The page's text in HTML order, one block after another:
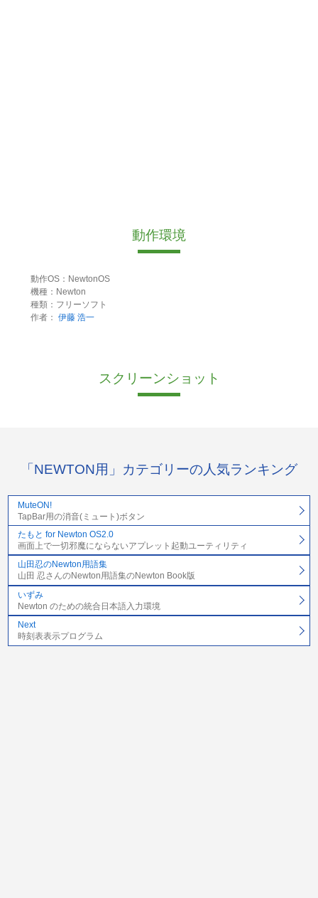
動作環境
動作OS：NewtonOS
機種：Newton
種類：フリーソフト
作者： 伊藤 浩一
スクリーンショット
「NEWTON用」カテゴリーの人気ランキング
MuteON!
TapBar用の消音(ミュート)ボタン
たもと for Newton OS2.0
画面上で一切邪魔にならないアプレット起動ユーティリティ
山田忍のNewton用語集
山田 忍さんのNewton用語集のNewton Book版
いずみ
Newton のための統合日本語入力環境
Next
時刻表表示プログラム